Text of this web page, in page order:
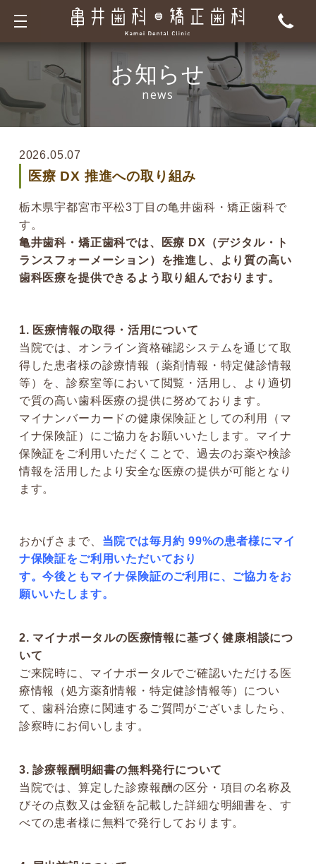
toggle
お知らせ
news
2026.05.07
医療 DX 推進への取り組み
栃木県宇都宮市平松3丁目の亀井歯科・矯正歯科で
す。
亀井歯科・矯正歯科では、医療 DX（デジタル・ト
ランスフォーメーション）を推進し、より質の高い
歯科医療を提供できるよう取り組んでおります。
1. 医療情報の取得・活用について
当院では、オンライン資格確認システムを通じて取
得した患者様の診療情報（薬剤情報・特定健診情報
等）を、診察室等において閲覧・活用し、より適切
で質の高い歯科医療の提供に努めております。
マイナンバーカードの健康保険証としての利用（マ
イナ保険証）にご協力をお願いいたします。マイナ
保険証をご利用いただくことで、過去のお薬や検診
情報を活用したより安全な医療の提供が可能となり
ます。
おかげさまで、 当院では毎月約 99%の患者様にマイ
ナ保険証をご利用いただいており
す。今後ともマイナ保険証のご利用に、ご協力をお
願いいたします。
2. マイナポータルの医療情報に基づく健康相談につ
いて
ご来院時に、マイナポータルでご確認いただける医
療情報（処方薬剤情報・特定健診情報等）につい
て、歯科治療に関連するご質問がございましたら、
診察時にお伺いします。
3. 診療報酬明細書の無料発行について
当院では、算定した診療報酬の区分・項目の名称及
びその点数又は金額を記載した詳細な明細書を、す
べての患者様に無料で発行しております。